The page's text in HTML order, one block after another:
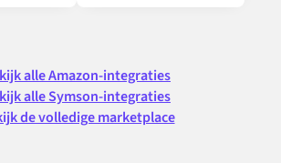
alle Amazon-integraties
alle Symson-integraties
de volledige marketplace